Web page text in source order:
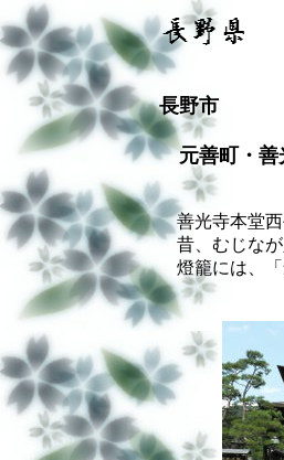
長野市
元善町・善
善光寺本堂
昔、むじな
燈籠には、